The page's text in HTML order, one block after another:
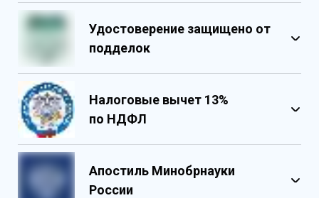
Удостоверение защищено от
подделок
защиты
Государственными реестровыми
Налоговые вычет 13%
по НДФЛ
Апостиль Минобрнауки
России